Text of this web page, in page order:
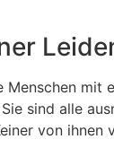
Menschen mit
sind alle
von ihnen